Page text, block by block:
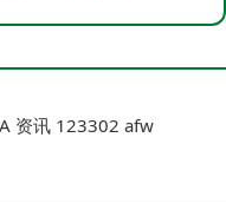
资讯 123302 afw